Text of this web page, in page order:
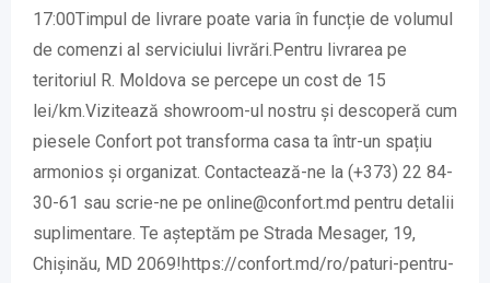
17:00Timpul de livrare poate varia în funcție de volumul
de comenzi al serviciului livrări.Pentru livrarea pe
teritoriul R. Moldova se percepe un cost de 15
lei/km.Vizitează showroom-ul nostru și descoperă cum
piesele Confort pot transforma casa ta într-un spațiu
armonios și organizat. Contactează-ne la (+373) 22 84-
30-61 sau scrie-ne pe online@confort.md pentru detalii
suplimentare. Te așteptăm pe Strada Mesager, 19,
Chișinău, MD 2069!https://confort.md/ro/paturi-pentru-